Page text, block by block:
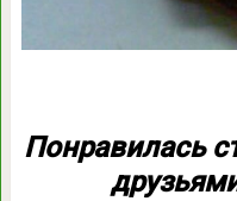
Понравилась